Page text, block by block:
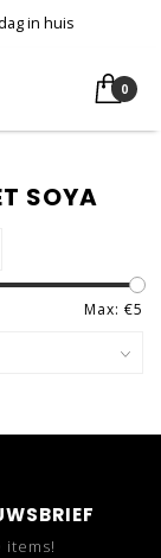
in huis
0
SOYA
Max: €5
items!